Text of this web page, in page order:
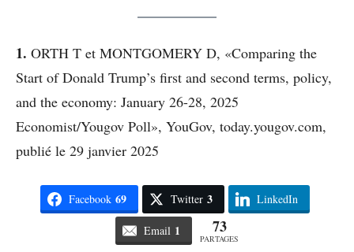
1. ORTH T et MONTGOMERY D, «Comparing the
Start of Donald Trump’s first and second terms, policy,
and the economy: January 26-28, 2025
Economist/Yougov Poll», YouGov, today.yougov.com,
publié le 29 janvier 2025
Facebook 69 Twitter 3 LinkedIn
Email 1 73
PARTAGES